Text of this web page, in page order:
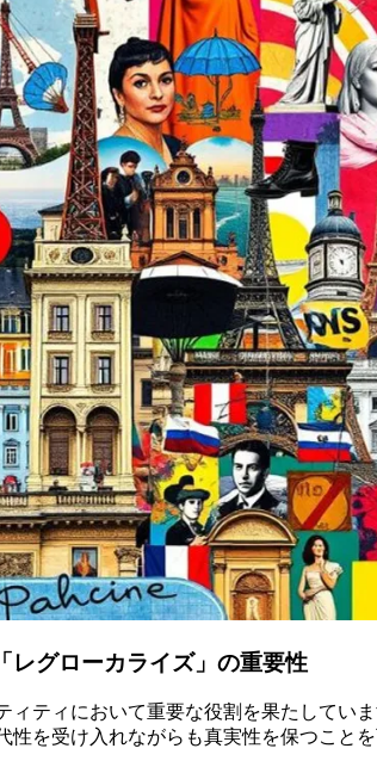
レグローカライズ」の重要性
ィティにおいて重要な役割を果たしてい
を受け入れながらも真実性を保つことを